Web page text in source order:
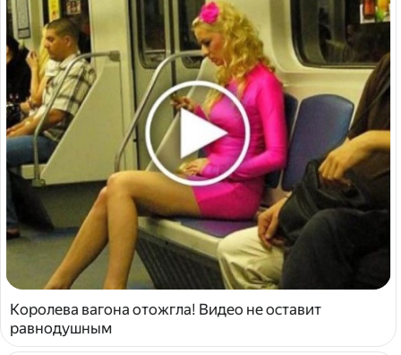
Королева вагона отожгла! Видео не оставит
равнодушным